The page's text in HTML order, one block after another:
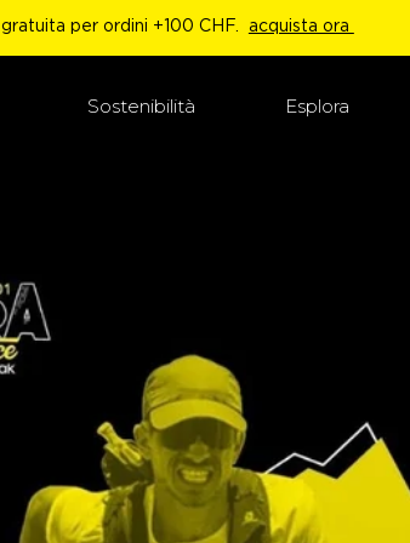
per ordini +100 CHF. acquista ora
Sostenibilità Esplora